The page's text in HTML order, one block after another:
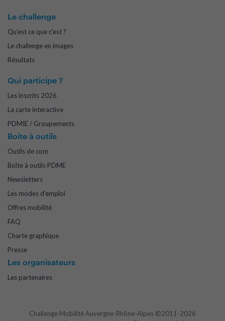
Le challenge
Qu'est ce que c'est ?
Le challenge en images
Résultats
Qui participe ?
Les inscrits 2026
La carte interactive
PDMIE / Groupements
Boite à outils
Outils de com
Boîte à outils PDME
Newsletters
Les modes d'emploi
Offres mobilité
FAQ
Charte graphique
Presse
Les organisateurs
Les partenaires
Challenge Mobilité Auvergne-Rhône-Alpes ©2011-2026